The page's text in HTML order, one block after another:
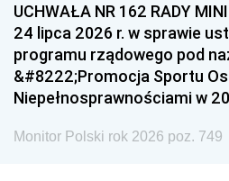
UCHWAŁA NR 162 RADY
24 lipca 2026 r. w sprawie
programu rządowego pod
&#8222;Promocja Sportu
Niepełnosprawnościami w
Monitor Polski rok 2026 poz. 749